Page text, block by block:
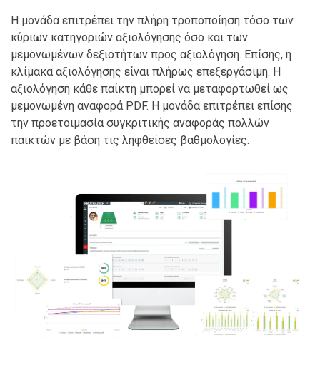
Η μονάδα επιτρέπει την πλήρη τροποποίηση τόσο των
κύριων κατηγοριών αξιολόγησης όσο και των
μεμονωμένων δεξιοτήτων προς αξιολόγηση. Επίσης, η
κλίμακα αξιολόγησης είναι πλήρως επεξεργάσιμη. Η
αξιολόγηση κάθε παίκτη μπορεί να μεταφορτωθεί ως
μεμονωμένη αναφορά PDF. Η μονάδα επιτρέπει επίσης
την προετοιμασία συγκριτικής αναφοράς πολλών
παικτών με βάση τις ληφθείσες βαθμολογίες.